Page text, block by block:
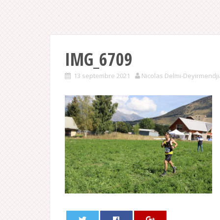
IMG_6709
13 septembre 2021 Nicolas Delmi-